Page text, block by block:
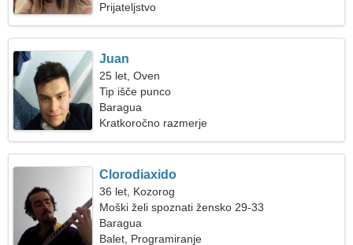
Prijateljstvo
Juan
25 let, Oven
Tip išče punco
Baragua
Kratkoročno razmerje
Clorodiaxido
36 let, Kozorog
Moški želi spoznati žensko 29-33
Baragua
Balet, Programiranje